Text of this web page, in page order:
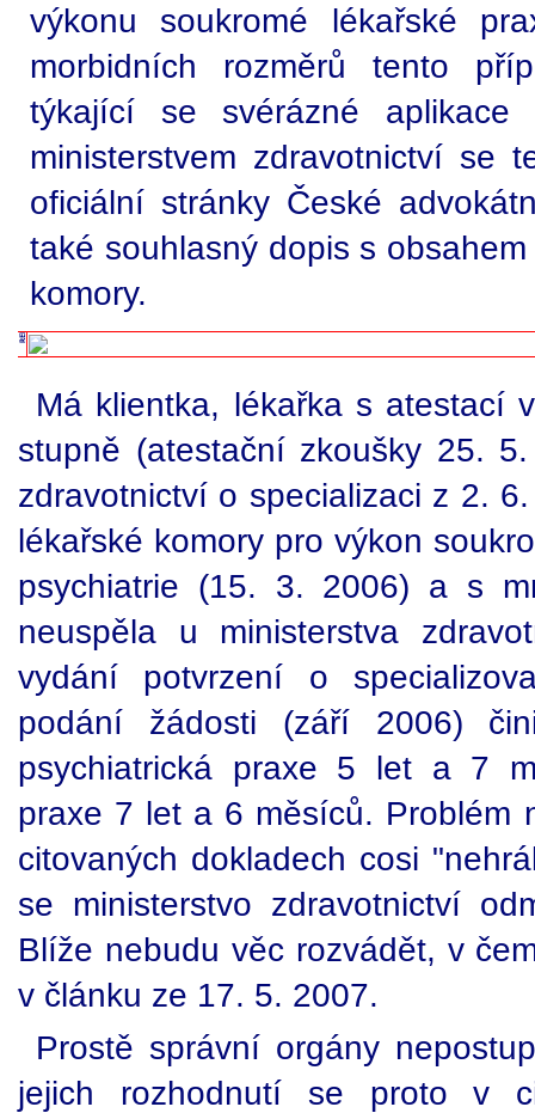
výkonu soukromé lékařské
morbidních rozměrů tento
týkající se svérázné
ministerstvem zdravotnictví se
oficiální stránky České
také souhlasný dopis s
komory.
Má klientka, lékařka s atestací
stupně (atestační zkoušky 25.
zdravotnictví o specializaci z 2.
lékařské komory pro výkon
psychiatrie (15. 3. 2006) a s
neuspěla u ministerstva
vydání potvrzení o
podání žádosti (září 2006)
psychiatrická praxe 5 let a 7
praxe 7 let a 6 měsíců. Problém
citovaných dokladech cosi
se ministerstvo zdravotnictví
Blíže nebudu věc rozvádět, v
v článku ze 17. 5. 2007.
Prostě správní orgány
jejich rozhodnutí se proto v